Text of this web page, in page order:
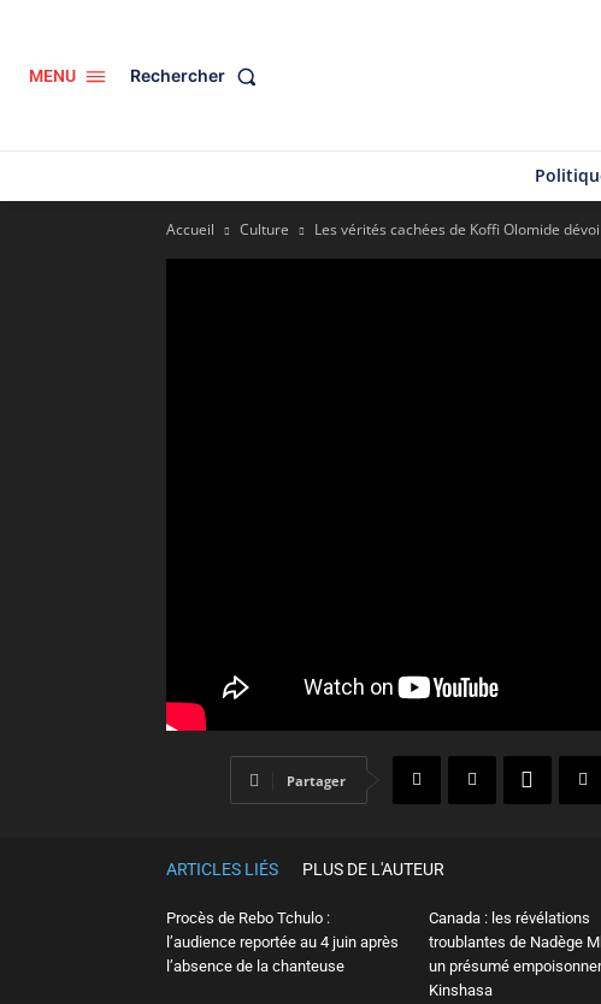
MENU Rechercher
Accueil Culture Les vérités cachées de Koffi Olomide
Partager
ARTICLES LIÉS PLUS DE L'AUTEUR
Procès de Rebo Tchulo :
l’audience reportée au 4 juin après
l’absence de la chanteuse
Canada : les révélations
troublantes de Nadège
un présumé
Kinshasa